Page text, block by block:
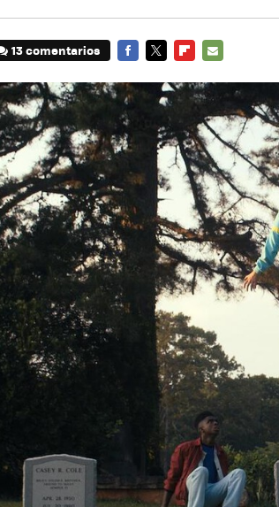
13 comentarios
MAIL